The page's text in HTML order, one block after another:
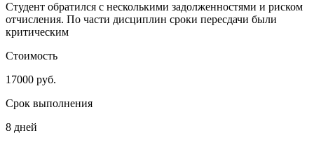
Студент обратился с несколькими задолженностями и риском
отчисления. По части дисциплин сроки пересдачи были
критическим
Стоимость
17000 руб.
Срок выполнения
8 дней